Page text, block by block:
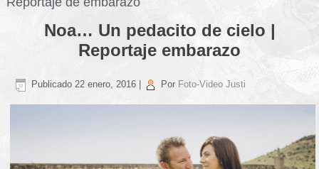
Noa… Un pedacito de cielo |
Reportaje embarazo
Publicado 22 enero, 2016 Por Foto-Video Justi